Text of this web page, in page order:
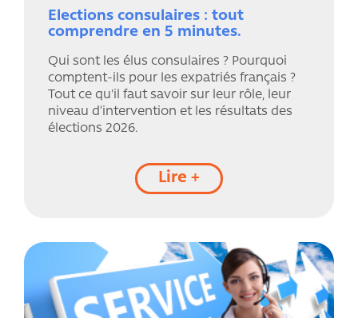
Elections consulaires : tout
comprendre en 5 minutes.
Qui sont les élus consulaires ? Pourquoi
comptent-ils pour les expatriés français ?
Tout ce qu'il faut savoir sur leur rôle, leur
niveau d’intervention et les résultats des
élections 2026.
Lire +